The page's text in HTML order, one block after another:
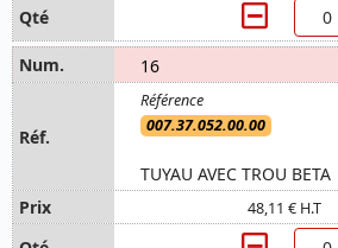
16
007.37.052.00.00
TUYAU AVEC TROU BETA
48,11 € H.T